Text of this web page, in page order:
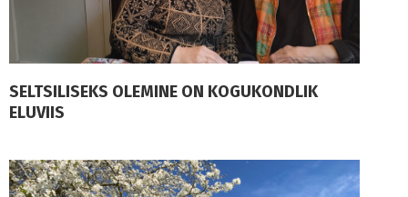
SELTSILISEKS OLEMINE ON KOGUKONDLIK
ELUVIIS